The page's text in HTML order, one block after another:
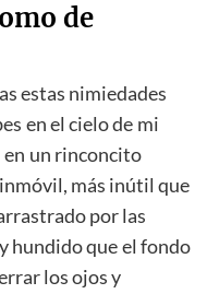
de
estas nimiedades
en el cielo de mi
en un rinconcito
más inútil que
por las
hundido que el fondo
los ojos y